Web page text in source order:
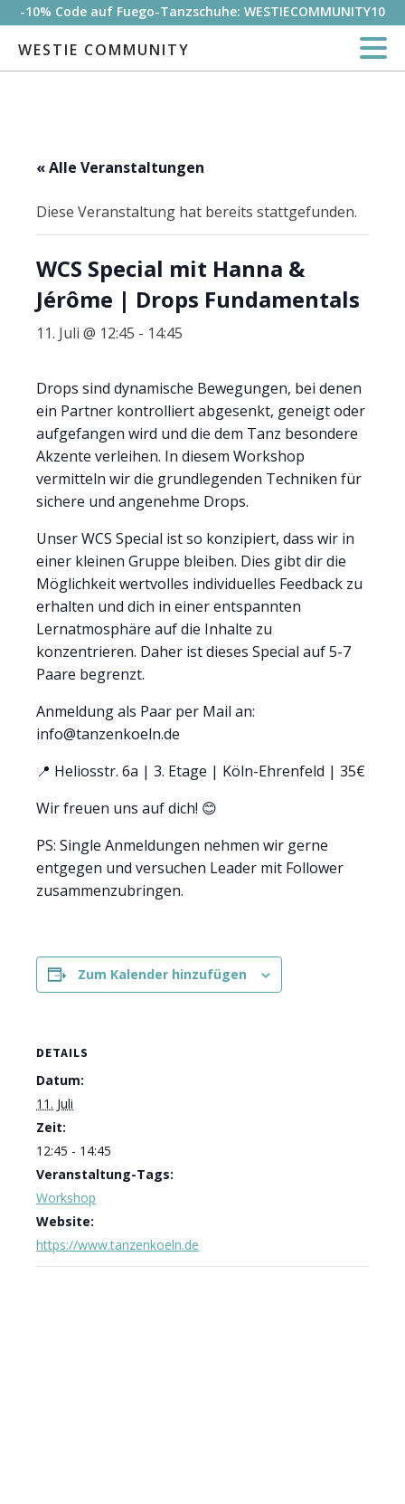
-10% Code auf Fuego-Tanzschuhe: WESTIECOMMUNITY10
WESTIE COMMUNITY
« Alle Veranstaltungen
Diese Veranstaltung hat bereits stattgefunden.
WCS Special mit Hanna &
Jérôme | Drops Fundamentals
11. Juli @ 12:45 - 14:45
Drops sind dynamische Bewegungen, bei denen
ein Partner kontrolliert abgesenkt, geneigt oder
aufgefangen wird und die dem Tanz besondere
Akzente verleihen. In diesem Workshop
vermitteln wir die grundlegenden Techniken für
sichere und angenehme Drops.
Unser WCS Special ist so konzipiert, dass wir in
einer kleinen Gruppe bleiben. Dies gibt dir die
Möglichkeit wertvolles individuelles Feedback zu
erhalten und dich in einer entspannten
Lernatmosphäre auf die Inhalte zu
konzentrieren. Daher ist dieses Special auf 5-7
Paare begrenzt.
Anmeldung als Paar per Mail an:
info@tanzenkoeln.de
📍 Heliosstr. 6a | 3. Etage | Köln-Ehrenfeld | 35€
Wir freuen uns auf dich! 😊
PS: Single Anmeldungen nehmen wir gerne
entgegen und versuchen Leader mit Follower
zusammenzubringen.
Zum Kalender hinzufügen
DETAILS
Datum:
11. Juli
Zeit:
12:45 - 14:45
Veranstaltung-Tags:
Workshop
Website:
https://www.tanzenkoeln.de